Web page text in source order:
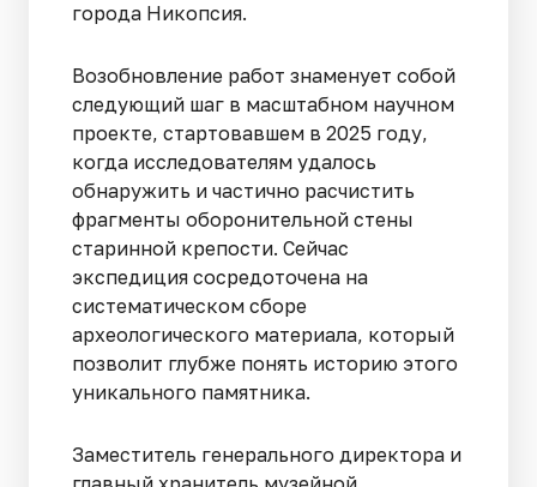
города Никопсия.
Возобновление работ знаменует собой
следующий шаг в масштабном научном
проекте, стартовавшем в 2025 году,
когда исследователям удалось
обнаружить и частично расчистить
фрагменты оборонительной стены
старинной крепости. Сейчас
экспедиция сосредоточена на
систематическом сборе
археологического материала, который
позволит глубже понять историю этого
уникального памятника.
Заместитель генерального директора и